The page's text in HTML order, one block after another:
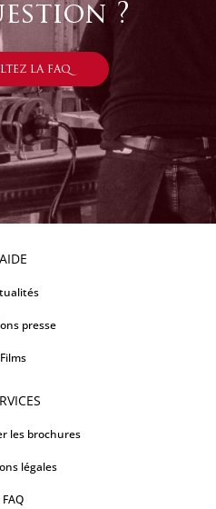
?
LA FAQ
AIDE
presse
Films
les brochures
légales
FAQ